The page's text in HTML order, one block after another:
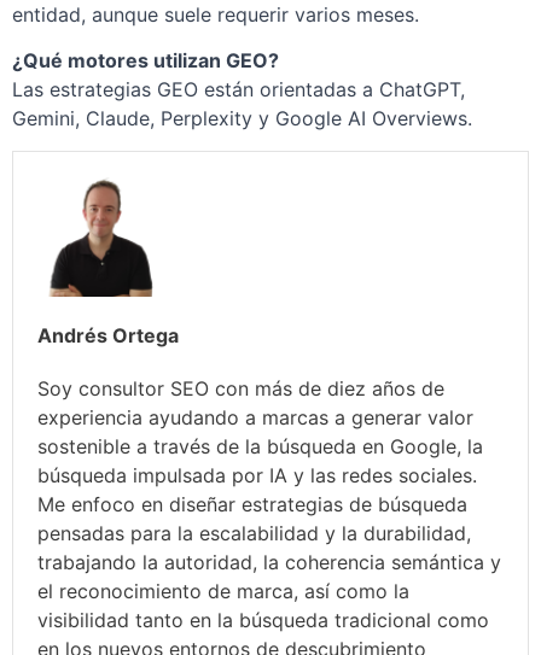
entidad, aunque suele requerir varios meses.
¿Qué motores utilizan GEO?
Las estrategias GEO están orientadas a ChatGPT,
Gemini, Claude, Perplexity y Google AI Overviews.
Andrés Ortega
Soy consultor SEO con más de diez años de
experiencia ayudando a marcas a generar valor
sostenible a través de la búsqueda en Google, la
búsqueda impulsada por IA y las redes sociales.
Me enfoco en diseñar estrategias de búsqueda
pensadas para la escalabilidad y la durabilidad,
trabajando la autoridad, la coherencia semántica y
el reconocimiento de marca, así como la
visibilidad tanto en la búsqueda tradicional como
en los nuevos entornos de descubrimiento